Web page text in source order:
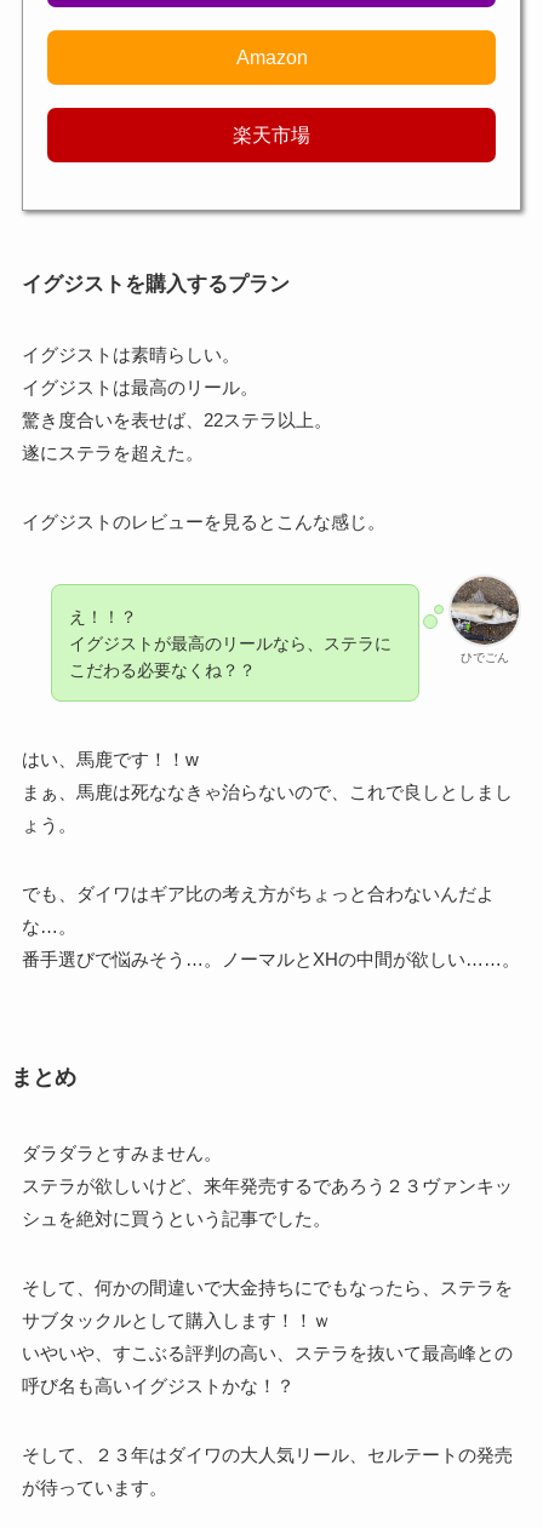
Amazon
楽天市場
イグジストを購入するプラン
イグジストは素晴らしい。
イグジストは最高のリール。
驚き度合いを表せば、22ステラ以上。
遂にステラを超えた。
イグジストのレビューを見るとこんな感じ。
ひでごん
え！！？
イグジストが最高のリールなら、ステラに
こだわる必要なくね？？
はい、馬鹿です！！w
まぁ、馬鹿は死ななきゃ治らないので、これで良しとしまし
ょう。
でも、ダイワはギア比の考え方がちょっと合わないんだよ
な…。
番手選びで悩みそう…。ノーマルとXHの中間が欲しい……。
まとめ
ダラダラとすみません。
ステラが欲しいけど、来年発売するであろう２３ヴァンキッ
シュを絶対に買うという記事でした。
そして、何かの間違いで大金持ちにでもなったら、ステラを
サブタックルとして購入します！！ｗ
いやいや、すこぶる評判の高い、ステラを抜いて最高峰との
呼び名も高いイグジストかな！？
そして、２３年はダイワの大人気リール、セルテートの発売
が待っています。